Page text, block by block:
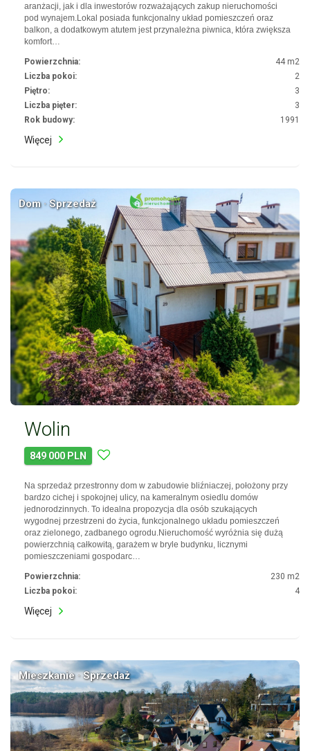
aranżacji, jak i dla inwestorów rozważających zakup nieruchomości
pod wynajem.Lokal posiada funkcjonalny układ pomieszczeń oraz
balkon, a dodatkowym atutem jest przynależna piwnica, która zwiększa
komfort…
Powierzchnia:
44 m2
Liczba pokoi:
2
Piętro:
3
Liczba pięter:
3
Rok budowy:
1991
Więcej
Dom · Sprzedaż
Wolin
849 000 PLN
Na sprzedaż przestronny dom w zabudowie bliźniaczej, położony przy
bardzo cichej i spokojnej ulicy, na kameralnym osiedlu domów
jednorodzinnych. To idealna propozycja dla osób szukających
wygodnej przestrzeni do życia, funkcjonalnego układu pomieszczeń
oraz zielonego, zadbanego ogrodu.Nieruchomość wyróżnia się dużą
powierzchnią całkowitą, garażem w bryle budynku, licznymi
pomieszczeniami gospodarc…
Powierzchnia:
230 m2
Liczba pokoi:
4
Więcej
Mieszkanie · Sprzedaż